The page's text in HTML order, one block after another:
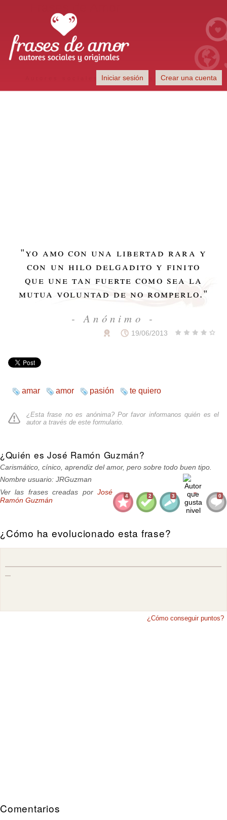
Autores sociales y originales
Iniciar sesión Crear una cuenta
"yo amo con una libertad rara y
con un hilo delgadito y finito
que une tan fuerte como sea la
mutua voluntad de no romperlo."
- Anónimo -
19/06/2013
amar amor pasión te quiero
¿Esta frase no es anónima? Por favor informanos quién es el
autor a través de este formulario
¿Quién es José Ramón Guzmán?
Carismático, cínico, aprendiz del amor, pero sobre todo buen tipo.
4 2 3 0
Nombre usuario: JRGuzman
Ver las frases creadas por José
Ramón Guzmán
¿Cómo ha evolucionado esta frase?
¿Cómo conseguir puntos?
Comentarios